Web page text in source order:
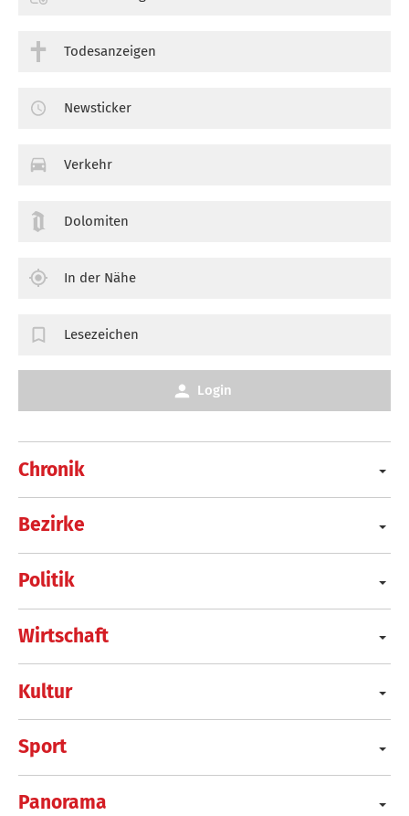
Chronik
Bezirke
Politik
Wirtschaft
Kultur
Sport
Panorama
Todesanzeigen
Newsticker
Verkehr
Dolomiten
In der Nähe
Lesezeichen
Login